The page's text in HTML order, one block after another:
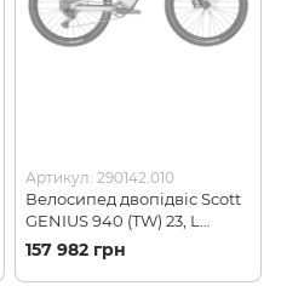
Артикул: 290142.010
Велосипед двопідвіс Scott
GENIUS 940 (TW) 23, L
(290142.010)
157 982 грн